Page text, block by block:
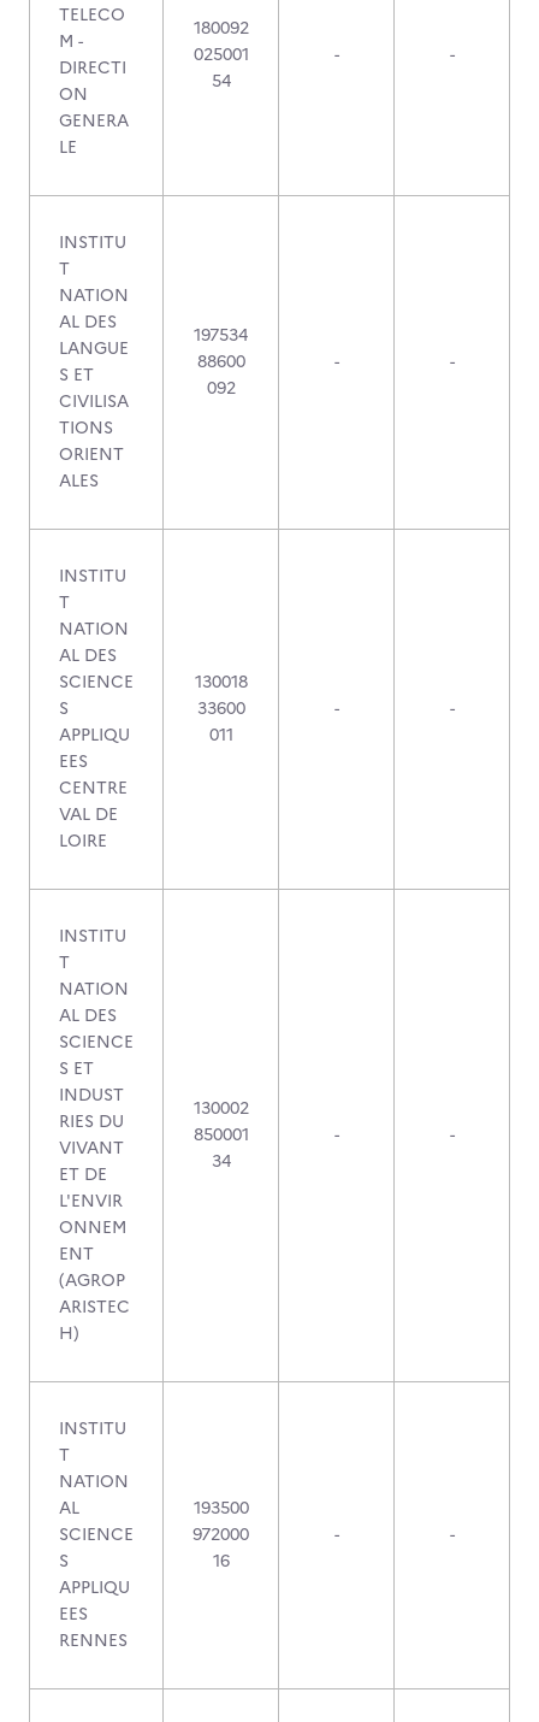
TELECO
M -
DIRECTI
ON
GENERA
LE
180092
025001
54
- -
INSTITU
T
NATION
AL DES
LANGUE
S ET
CIVILISA
TIONS
ORIENT
ALES
197534
88600
092
- -
INSTITU
T
NATION
AL DES
SCIENCE
S
APPLIQU
EES
CENTRE
VAL DE
LOIRE
130018
33600
011
- -
INSTITU
T
NATION
AL DES
SCIENCE
S ET
INDUST
RIES DU
VIVANT
ET DE
L'ENVIR
ONNEM
ENT
(AGROP
ARISTEC
H)
130002
850001
34
- -
INSTITU
T
NATION
AL
SCIENCE
S
APPLIQU
EES
RENNES
193500
972000
16
- -